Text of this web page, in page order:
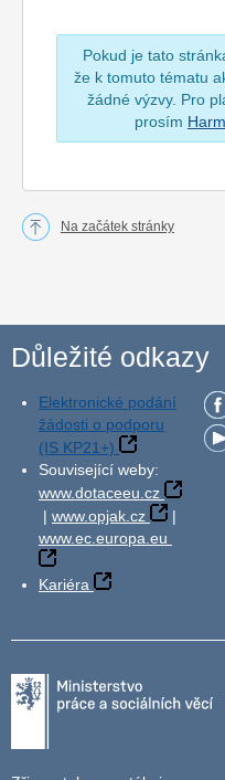
Pokud je tato
že k tomuto tématu
žádné výzvy. Pro
prosím
Na začátek stránky
Důležité odkazy
Elektronické podání
žádosti o podporu
(IS KP21+)
Související weby:
www.dotaceeu.cz
| www.opjak.cz
|
www.ec.europa.eu
Kariéra